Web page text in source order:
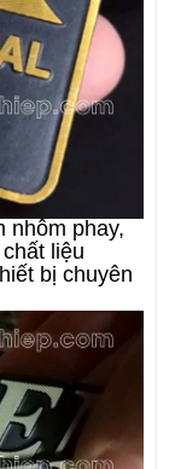
nhôm phay,
liệu
bị chuyên